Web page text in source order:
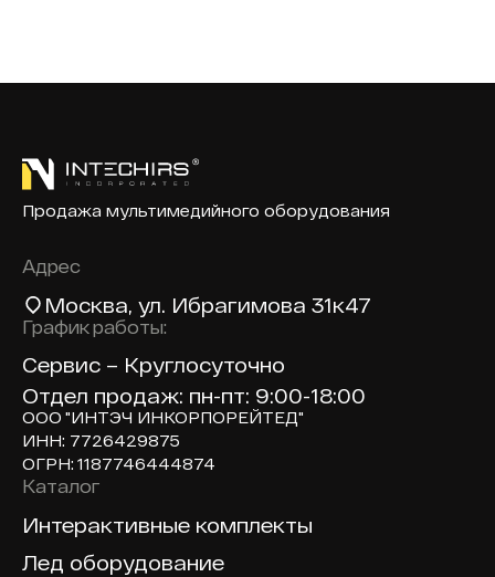
Продажа мультимедийного оборудования
Адрес
Москва, ул. Ибрагимова 31к47
График работы:
Сервис – Круглосуточно
Отдел продаж: пн-пт: 9:00-18:00
ООО "ИНТЭЧ ИНКОРПОРЕЙТЕД"
ИНН: 7726429875
ОГРН: 1187746444874
Доп навигация по сайту
Каталог
Интерактивные комплекты
Лед оборудование